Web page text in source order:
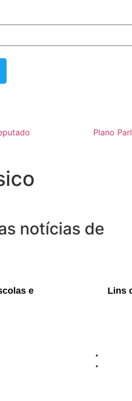
Plano
notícias de
e
Lins